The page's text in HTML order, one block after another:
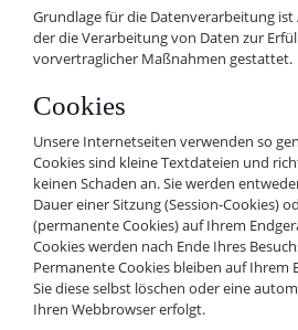
Grundlage für die Datenverarbeitung ist
der die Verarbeitung von Daten zur
vorvertraglicher Maßnahmen gestattet.
Cookies
Unsere Internetseiten verwenden so
Cookies sind kleine Textdateien und
keinen Schaden an. Sie werden
Dauer einer Sitzung (Session-Cookies)
(permanente Cookies) auf Ihrem
Cookies werden nach Ende Ihres
Permanente Cookies bleiben auf Ihrem
Sie diese selbst löschen oder eine
Ihren Webbrowser erfolgt.